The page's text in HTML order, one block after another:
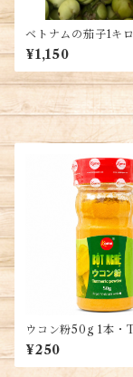
ベトナムの茄子1キ
ant・Cà pháo Tươi
¥1,150
ウコン粉50g 1本
Powder・Bột Nghệ
¥250